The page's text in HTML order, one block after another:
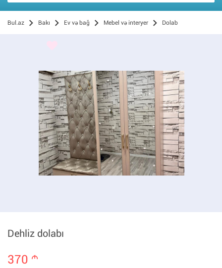
Bul.az Bakı Ev və bağ Mebel və interyer Dolab
Dehliz dolabı
370 m